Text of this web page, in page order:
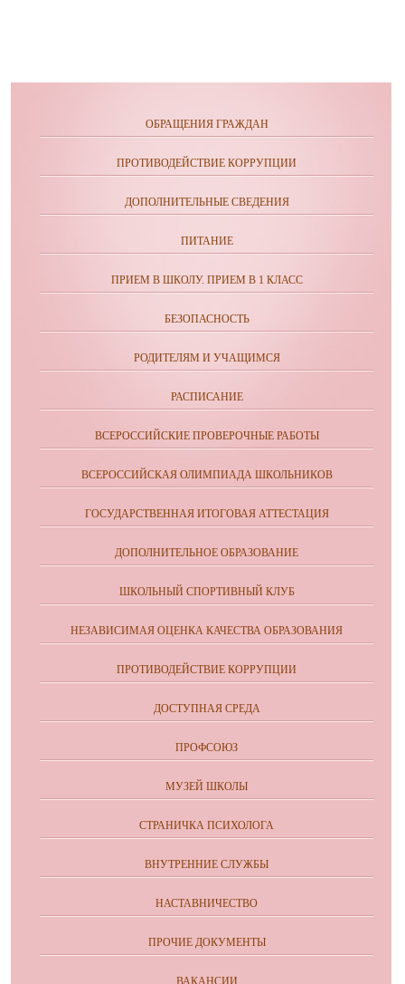
ОБРАЩЕНИЯ ГРАЖДАН
ПРОТИВОДЕЙСТВИЕ КОРРУПЦИИ
ДОПОЛНИТЕЛЬНЫЕ СВЕДЕНИЯ
ПИТАНИЕ
ПРИЕМ В ШКОЛУ. ПРИЕМ В 1 КЛАСС
БЕЗОПАСНОСТЬ
РОДИТЕЛЯМ И УЧАЩИМСЯ
РАСПИСАНИЕ
ВСЕРОССИЙСКИЕ ПРОВЕРОЧНЫЕ РАБОТЫ
ВСЕРОССИЙСКАЯ ОЛИМПИАДА ШКОЛЬНИКОВ
ГОСУДАРСТВЕННАЯ ИТОГОВАЯ АТТЕСТАЦИЯ
ДОПОЛНИТЕЛЬНОЕ ОБРАЗОВАНИЕ
ШКОЛЬНЫЙ СПОРТИВНЫЙ КЛУБ
НЕЗАВИСИМАЯ ОЦЕНКА КАЧЕСТВА ОБРАЗОВАНИЯ
ПРОТИВОДЕЙСТВИЕ КОРРУПЦИИ
ДОСТУПНАЯ СРЕДА
ПРОФСОЮЗ
МУЗЕЙ ШКОЛЫ
СТРАНИЧКА ПСИХОЛОГА
ВНУТРЕННИЕ СЛУЖБЫ
НАСТАВНИЧЕСТВО
ПРОЧИЕ ДОКУМЕНТЫ